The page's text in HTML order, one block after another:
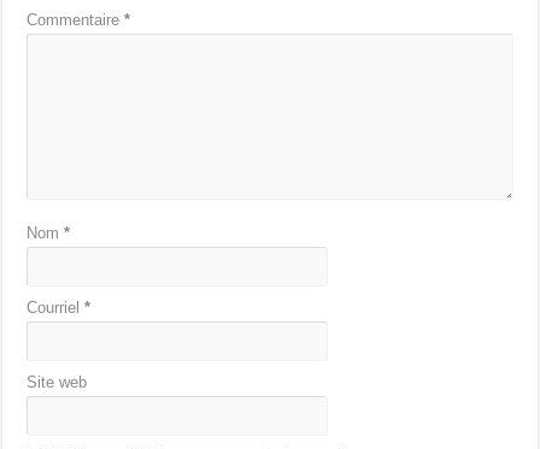
Commentaire*
Nom*
Courriel*
Site web